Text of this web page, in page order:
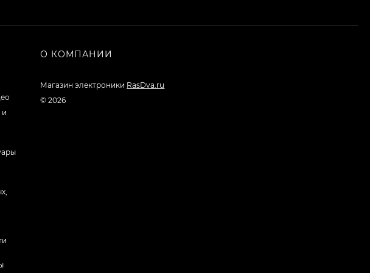
и
О КОМПАНИИ
Магазин электроники RasDva.ru
© 2026